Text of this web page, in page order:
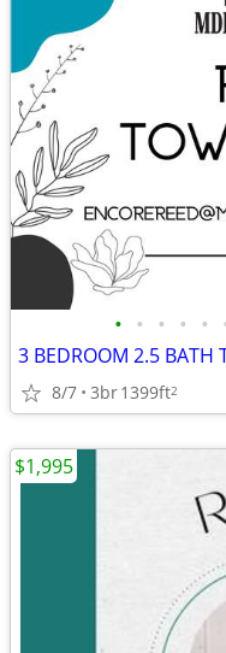
• • • • •
3 BEDROOM 2.5 BATH
8/7 3br1399ft2
$1,995